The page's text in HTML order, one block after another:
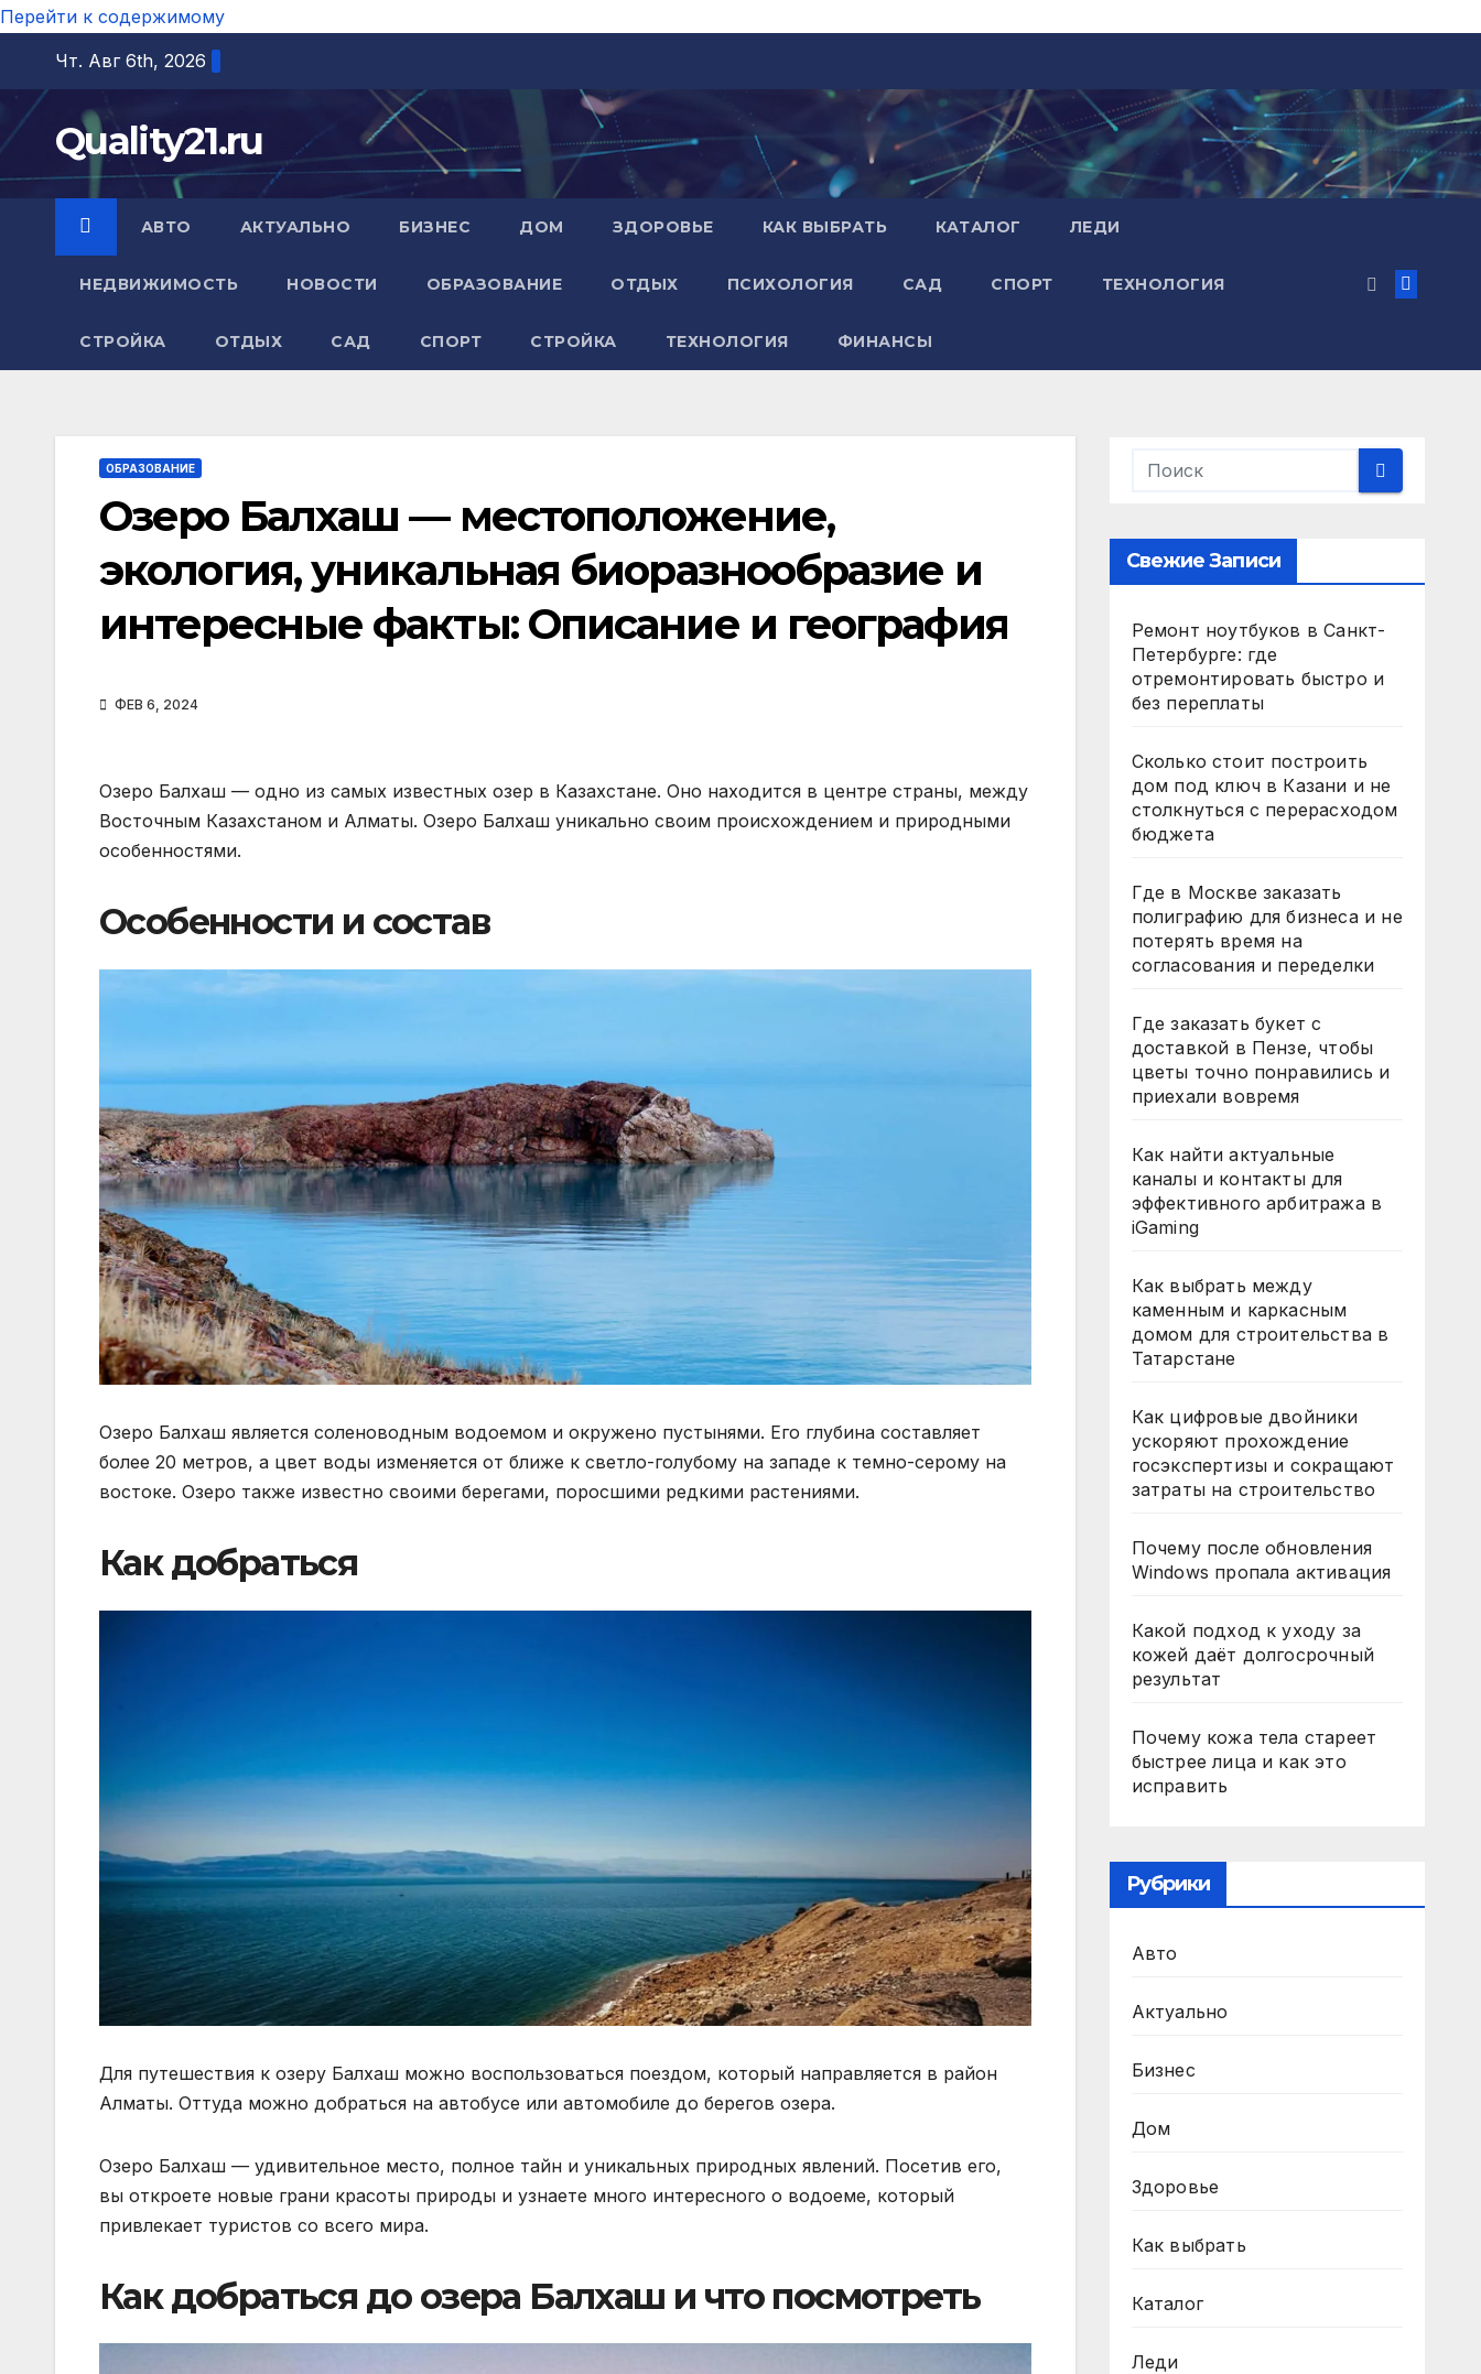
Перейти к содержимому
Чт. Авг 6th, 2026
Quality21.ru
АВТО АКТУАЛЬНО БИЗНЕС ДОМ ЗДОРОВЬЕ КАК ВЫБРАТЬ КАТАЛОГ ЛЕДИ
НЕДВИЖИМОСТЬ НОВОСТИ ОБРАЗОВАНИЕ ОТДЫХ ПСИХОЛОГИЯ САД СПОРТ ТЕХНОЛОГИЯ
СТРОЙКА ОТДЫХ САД СПОРТ СТРОЙКА ТЕХНОЛОГИЯ ФИНАНСЫ
ОБРАЗОВАНИЕ
Озеро Балхаш — местоположение,
экология, уникальная биоразнообразие и
интересные факты: Описание и география
ФЕВ 6, 2024
Озеро Балхаш — одно из самых известных озер в Казахстане. Оно находится в центре страны, между
Восточным Казахстаном и Алматы. Озеро Балхаш уникально своим происхождением и природными
особенностями.
Особенности и состав
Озеро Балхаш является соленоводным водоемом и окружено пустынями. Его глубина составляет
более 20 метров, а цвет воды изменяется от ближе к светло-голубому на западе к темно-серому на
востоке. Озеро также известно своими берегами, поросшими редкими растениями.
Как добраться
Для путешествия к озеру Балхаш можно воспользоваться поездом, который направляется в район
Алматы. Оттуда можно добраться на автобусе или автомобиле до берегов озера.
Озеро Балхаш — удивительное место, полное тайн и уникальных природных явлений. Посетив его,
вы откроете новые грани красоты природы и узнаете много интересного о водоеме, который
привлекает туристов со всего мира.
Как добраться до озера Балхаш и что посмотреть
Свежие Записи
Ремонт ноутбуков в Санкт-
Петербурге: где
отремонтировать быстро и
без переплаты
Сколько стоит построить
дом под ключ в Казани и не
столкнуться с перерасходом
бюджета
Где в Москве заказать
полиграфию для бизнеса и не
потерять время на
согласования и переделки
Где заказать букет с
доставкой в Пензе, чтобы
цветы точно понравились и
приехали вовремя
Как найти актуальные
каналы и контакты для
эффективного арбитража в
iGaming
Как выбрать между
каменным и каркасным
домом для строительства в
Татарстане
Как цифровые двойники
ускоряют прохождение
госэкспертизы и сокращают
затраты на строительство
Почему после обновления
Windows пропала активация
Какой подход к уходу за
кожей даёт долгосрочный
результат
Почему кожа тела стареет
быстрее лица и как это
исправить
Рубрики
Авто
Актуально
Бизнес
Дом
Здоровье
Как выбрать
Каталог
Леди